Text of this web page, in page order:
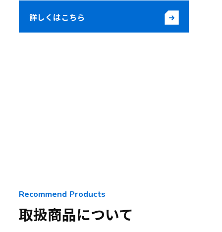
詳しくはこちら
詳しくはこちら
Recommend Products
取扱商品について